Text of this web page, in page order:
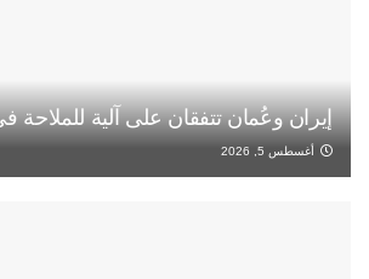
إيران وعُمان تتفقان على آلية
أغسطس 5, 2026